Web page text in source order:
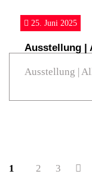
25. Juni 2025
Ausstellung |
Ausstellung |
1 2 3